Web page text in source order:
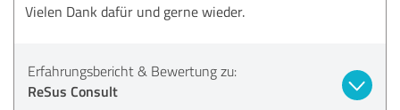
Vielen Dank dafür und gerne wieder.
Erfahrungsbericht & Bewertung zu:
ReSus Consult